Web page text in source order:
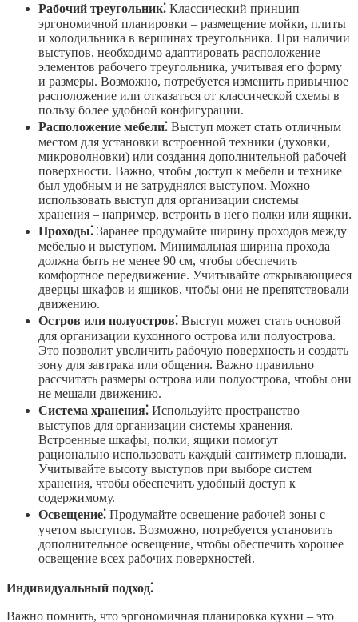
Рабочий треугольник⁚ Классический принцип
эргономичной планировки – размещение мойки, плиты
и холодильника в вершинах треугольника. При наличии
выступов, необходимо адаптировать расположение
элементов рабочего треугольника, учитывая его форму
и размеры. Возможно, потребуется изменить привычное
расположение или отказаться от классической схемы в
пользу более удобной конфигурации.
Расположение мебели⁚ Выступ может стать отличным
местом для установки встроенной техники (духовки,
микроволновки) или создания дополнительной рабочей
поверхности. Важно, чтобы доступ к мебели и технике
был удобным и не затруднялся выступом. Можно
использовать выступ для организации системы
хранения – например, встроить в него полки или ящики.
Проходы⁚ Заранее продумайте ширину проходов между
мебелью и выступом. Минимальная ширина прохода
должна быть не менее 90 см, чтобы обеспечить
комфортное передвижение. Учитывайте открывающиеся
дверцы шкафов и ящиков, чтобы они не препятствовали
движению.
Остров или полуостров⁚ Выступ может стать основой
для организации кухонного острова или полуострова.
Это позволит увеличить рабочую поверхность и создать
зону для завтрака или общения. Важно правильно
рассчитать размеры острова или полуострова, чтобы они
не мешали движению.
Система хранения⁚ Используйте пространство
выступов для организации системы хранения.
Встроенные шкафы, полки, ящики помогут
рационально использовать каждый сантиметр площади.
Учитывайте высоту выступов при выборе систем
хранения, чтобы обеспечить удобный доступ к
содержимому.
Освещение⁚ Продумайте освещение рабочей зоны с
учетом выступов. Возможно, потребуется установить
дополнительное освещение, чтобы обеспечить хорошее
освещение всех рабочих поверхностей.
Индивидуальный подход⁚
Важно помнить, что эргономичная планировка кухни – это